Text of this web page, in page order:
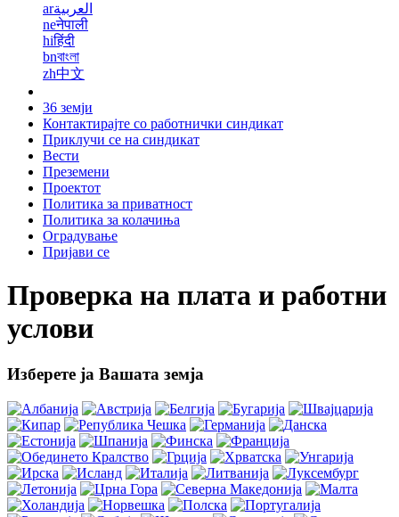
arالعربية
neनेपाली
hiहिंदी
bnবাংলা
zh中文
36 земји
Контактирајте со работнички синдикат
Приклучи се на синдикат
Вести
Преземени
Проектот
Политика за приватност
Политика за колачиња
Оградување
Пријави се
Проверка на плата и работни
услови
Изберете ја Вашата земја